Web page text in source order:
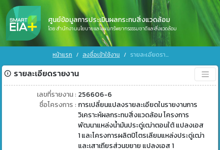
ศูนย์ข้อมูลการประเมินผลกระทบสิ่งแวดล้อม
โดย สำนักงานนโยบายและแผนทรัพยากรธรรมชาติและสิ่งแวดล้อม
หน้าแรก ลงชื่อเข้าใช้งาน รายละเอียดรายงาน
รายละเอียดรายงาน
เลขที่รายงาน : 256606-6
ชื่อโครงการ : การเปลี่ยนแปลงรายละเอียดในรายงานการ
วิเคราะห์ผลกระทบสิ่งแวดล้อม โครงการ
พัฒนาแหล่งน้ำมันประดู่เฒ่าตอนใต้ แปลงเอส
1 และโครงการผลิตปิโตรเลียมแหล่งประดู่เฒ่า
และเสาเถียรส่วนขยาย แปลงเอส 1